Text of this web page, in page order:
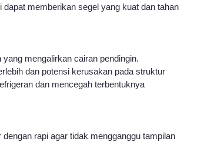
memberikan segel yang kuat dan tahan
mengalirkan cairan pendingin.
dan potensi kerusakan pada struktur
dan mencegah terbentuknya
rapi agar tidak mengganggu tampilan